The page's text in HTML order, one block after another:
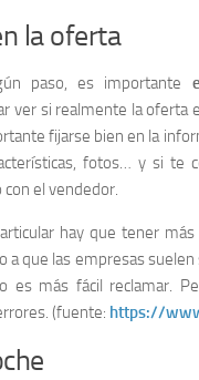
la oferta
paso, es importante
ver si realmente la oferta
fijarse bien en la
fotos… y si te
el vendedor.
hay que tener
a que las empresas suelen
es más fácil reclamar.
(fuente: https://